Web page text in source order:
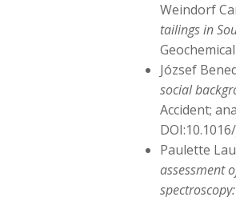
Weindorf
tailings in
József
social
Accident;
Paulette
assessment